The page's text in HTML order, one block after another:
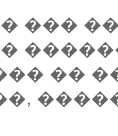
���
��